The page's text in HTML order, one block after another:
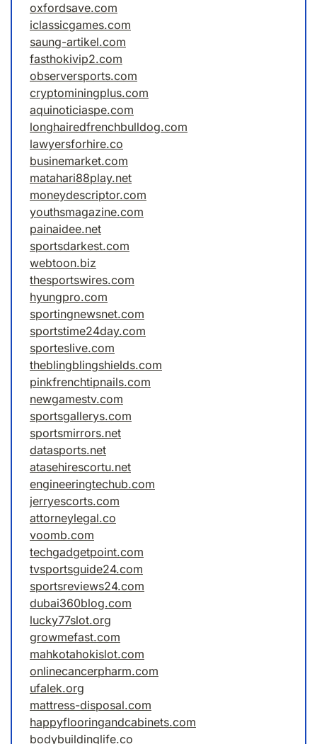
oxfordsave.com
iclassicgames.com
saung-artikel.com
fasthokivip2.com
observersports.com
cryptominingplus.com
aquinoticiaspe.com
longhairedfrenchbulldog.com
lawyersforhire.co
businemarket.com
matahari88play.net
moneydescriptor.com
youthsmagazine.com
painaidee.net
sportsdarkest.com
webtoon.biz
thesportswires.com
hyungpro.com
sportingnewsnet.com
sportstime24day.com
sporteslive.com
theblingblingshields.com
pinkfrenchtipnails.com
newgamestv.com
sportsgallerys.com
sportsmirrors.net
datasports.net
atasehirescortu.net
engineeringtechub.com
jerryescorts.com
attorneylegal.co
voomb.com
techgadgetpoint.com
tvsportsguide24.com
sportsreviews24.com
dubai360blog.com
lucky77slot.org
growmefast.com
mahkotahokislot.com
onlinecancerpharm.com
ufalek.org
mattress-disposal.com
happyflooringandcabinets.com
bodybuildinglife.co